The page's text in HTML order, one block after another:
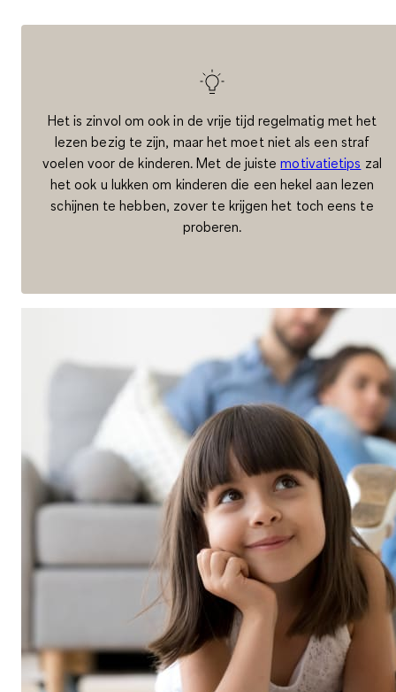
Het is zinvol om ook in de vrije tijd regelmatig met het
lezen bezig te zijn, maar het moet niet als een straf
voelen voor de kinderen. Met de juistemotivatietips zal
het ook u lukken om kinderen die een hekel aan lezen
schijnen te hebben, zover te krijgen het toch eens te
proberen.